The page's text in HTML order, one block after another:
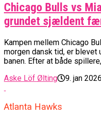
Chicago Bulls vs
grundet sjældent
Kampen mellem Chicago
morgen dansk tid, er blevet
banen. Efter at både
Aske Löf Ølting
9. jan 2026
Atlanta Hawks